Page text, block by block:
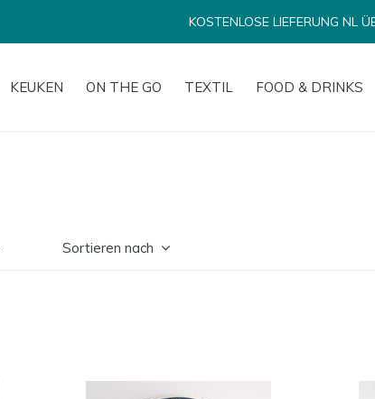
KEUKEN ON THE GO TEXTIL FOOD & DRINKS
VERSAND INNERHALB VON
Sortieren nach